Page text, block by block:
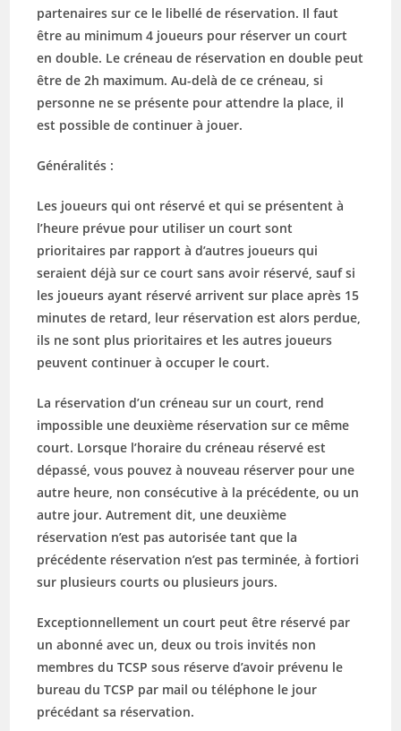
partenaires sur ce le libellé de réservation. Il faut
être au minimum 4 joueurs pour réserver un court
en double. Le créneau de réservation en double peut
être de 2h maximum. Au-delà de ce créneau, si
personne ne se présente pour attendre la place, il
est possible de continuer à jouer.
Généralités :
Les joueurs qui ont réservé et qui se présentent à
l’heure prévue pour utiliser un court sont
prioritaires par rapport à d’autres joueurs qui
seraient déjà sur ce court sans avoir réservé,sauf si
les joueurs ayant réservé arrivent sur place après 15
minutes de retard, leur réservation est alors perdue,
ils ne sont plus prioritaires et les autres joueurs
peuvent continuer à occuper le court.
La réservation d’un créneau sur un court, rend
impossible une deuxième réservation sur ce même
court. Lorsque l’horaire du créneau réservé est
dépassé, vous pouvez à nouveau réserver pour une
autre heure, non consécutive à la précédente, ou un
autre jour. Autrement dit, une deuxième
réservation n’est pas autorisée tant que la
précédente réservation n’est pas terminée, à fortiori
sur plusieurs courts ou plusieurs jours.
Exceptionnellement un court peut être réservé par
un abonné avec un, deux ou trois invités non
membres du TCSP sous réserve d’avoir prévenu le
bureau du TCSP par mail ou téléphone le jour
précédant sa réservation.